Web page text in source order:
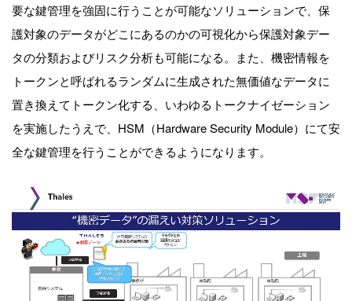
要な鍵管理を強固に行うことが可能なソリューションで、保
護対象のデータがどこにあるのかの可視化から保護対象デー
タの分類およびリスク分析も可能になる。また、機密情報を
トークンと呼ばれるランダムに生成された無価値なデータに
置き換えてトークン化する、いわゆるトークナイゼーション
を実施したうえで、HSM（Hardware Security Module）にて安
全な鍵管理を行うことができるようになります。